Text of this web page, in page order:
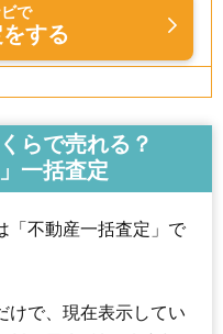
で
する
幡駅（8分）、幡ヶ谷駅
万円
)
する
らで売れる？
一括査定
「不動産一括査定」で
けで、現在表示してい